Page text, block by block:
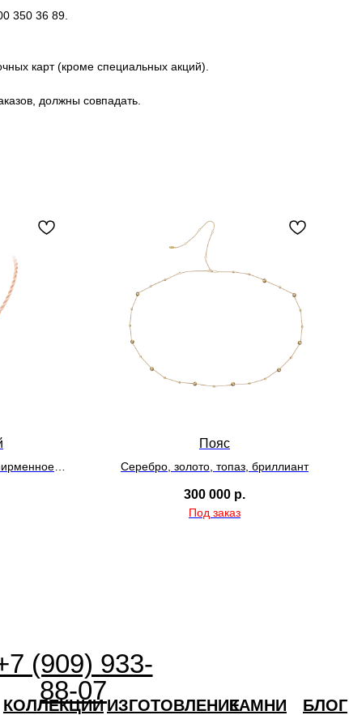
350 36 89.
карт (кроме специальных акций).
должны совпадать.
Пояс
Серебро, золото, топаз, бриллиант
300 000 р.
(909) 933-
88-07ИЗГОТОВЛЕНИЕКАМНИ
КОЛЛЕКЦИИ БЛОГ